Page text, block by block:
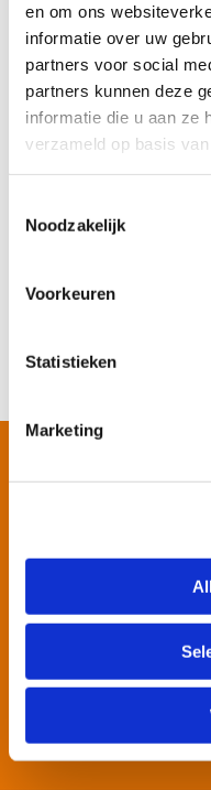
en om ons
informatie over uw
partners voor social
partners kunnen deze
informatie die u aan ze
verzameld op basis
Noodzakelijk
Voorkeuren
Statistieken
Marketing
Vonken in de combi
Probleem:Metalen
wand. Of het
schalen met een
zit vetvervuiling van
Hoe kan ik ‘t
vervuiling, reinig de
Het draaiplateau
kapot.
Apparaat